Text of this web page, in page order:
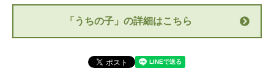
「うちの子」の詳細はこちら